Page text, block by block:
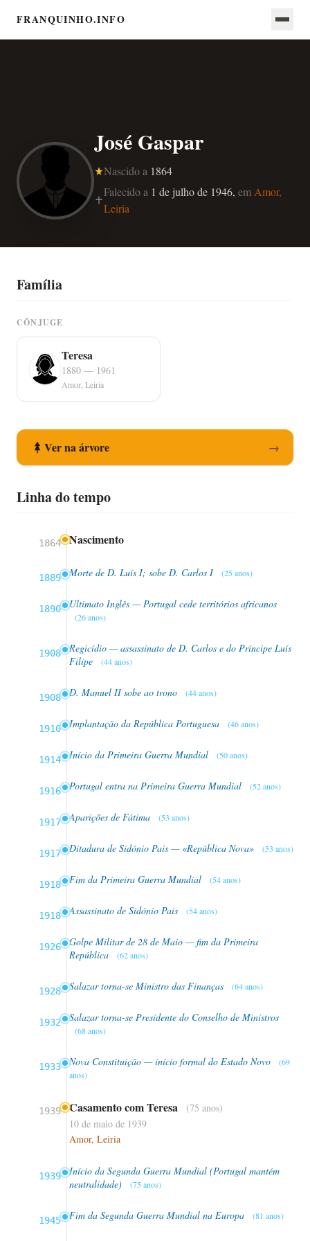
FRANQUINHO.INFO
José Gaspar
Nascido a 1864
Falecido a 1 de julho de 1946, em Amor,
Leiria
Família
CÔNJUGE
Teresa
1880 — 1961
Amor, Leiria
Ver na árvore →
Linha do tempo
1864 Nascimento
1889 Morte de D. Luís I; sobe D. Carlos I (25 anos)
1890 Ultimato Inglês — Portugal cede territórios africanos
(26 anos)
1908
Regicídio — assassinato de D. Carlos e do Príncipe Luís
Filipe
(44 anos)
1908 D. Manuel II sobe ao trono (44 anos)
1910 Implantação da República Portuguesa (46 anos)
1914 Início da Primeira Guerra Mundial (50 anos)
1916 Portugal entra na Primeira Guerra Mundial (52 anos)
1917 Aparições de Fátima (53 anos)
1917 Ditadura de Sidónio Pais — «República Nova» (53 anos)
1918 Fim da Primeira Guerra Mundial (54 anos)
1918 Assassinato de Sidónio Pais (54 anos)
1926
Golpe Militar de 28 de Maio — fim da Primeira
República
(62 anos)
1928 Salazar torna-se Ministro das Finanças (64 anos)
1932 Salazar torna-se Presidente do Conselho de Ministros
(68 anos)
1933 Nova Constituição — início formal do Estado Novo
(69
anos)
1939 Casamento com Teresa
(75 anos)
10 de maio de 1939
Amor, Leiria
1939
Início da Segunda Guerra Mundial (Portugal mantém
neutralidade)
(75 anos)
1945 Fim da Segunda Guerra Mundial na Europa (81 anos)